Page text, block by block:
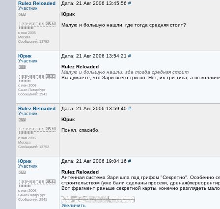
Rulez Reloaded
Участник
с янв 2005
Москва
Сообщений: 13752
Дата: 21 Авг 2006 13:45:56 #
Юрик
Малую и большую нашли, где тогда средняя стоит?
Юрик
Участник
с июн 2006
Санкт-Петербург
Сообщений: 2941
Дата: 21 Авг 2006 13:54:21 #
Rulez Reloaded
Малую и большую нашли, где тогда средняя стоит
Вы думаете, что Зари всего три шт. Нет, их три типа, а по
Rulez Reloaded
Участник
с янв 2005
Москва
Сообщений: 13752
Дата: 21 Авг 2006 13:59:40 #
Юрик
Понял, спасибо.
Юрик
Участник
с июн 2006
Санкт-Петербург
Сообщений: 2941
Дата: 21 Авг 2006 19:04:16 #
Rulez Reloaded
Антенная система Заря шла под грифом "Секретно". Особенно
строительством (уже бали сделаны просеки,
Вот фрагмент раньше секретной карты, конечно разглядеть
Увеличить